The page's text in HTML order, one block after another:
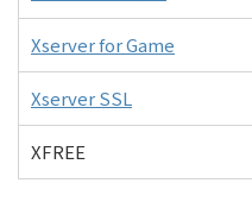
Xserver for Game
Xserver SSL
XFREE